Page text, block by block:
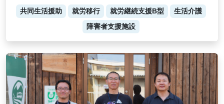
共同生活援助 就労移行 就労継続支援B型
生活介護
障害者支援施設